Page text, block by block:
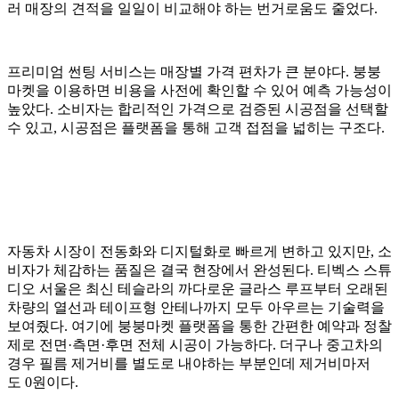
러 매장의 견적을 일일이 비교해야 하는 번거로움도 줄었다.
프리미엄 썬팅 서비스는 매장별 가격 편차가 큰 분야다. 붕붕
마켓을 이용하면 비용을 사전에 확인할 수 있어 예측 가능성이
높았다. 소비자는 합리적인 가격으로 검증된 시공점을 선택할
수 있고, 시공점은 플랫폼을 통해 고객 접점을 넓히는 구조다.
자동차 시장이 전동화와 디지털화로 빠르게 변하고 있지만, 소
비자가 체감하는 품질은 결국 현장에서 완성된다. 티벡스 스튜
디오 서울은 최신 테슬라의 까다로운 글라스 루프부터 오래된
차량의 열선과 테이프형 안테나까지 모두 아우르는 기술력을
보여줬다. 여기에 붕붕마켓 플랫폼을 통한 간편한 예약과 정찰
제로 전면·측면·후면 전체 시공이 가능하다. 더구나 중고차의
경우 필름 제거비를 별도로 내야하는 부분인데 제거비마저
도 0원이다.